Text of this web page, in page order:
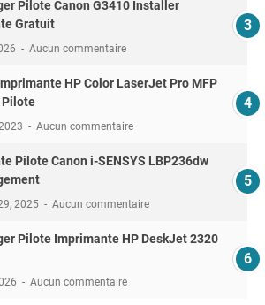
Pilote Canon G3410 Installer
Gratuit
Aucun commentaire
HP Color LaserJet Pro MFP
Pilote
Aucun commentaire
Pilote Canon i-SENSYS LBP236dw
2025 Aucun commentaire
Pilote Imprimante HP DeskJet 2320
Aucun commentaire